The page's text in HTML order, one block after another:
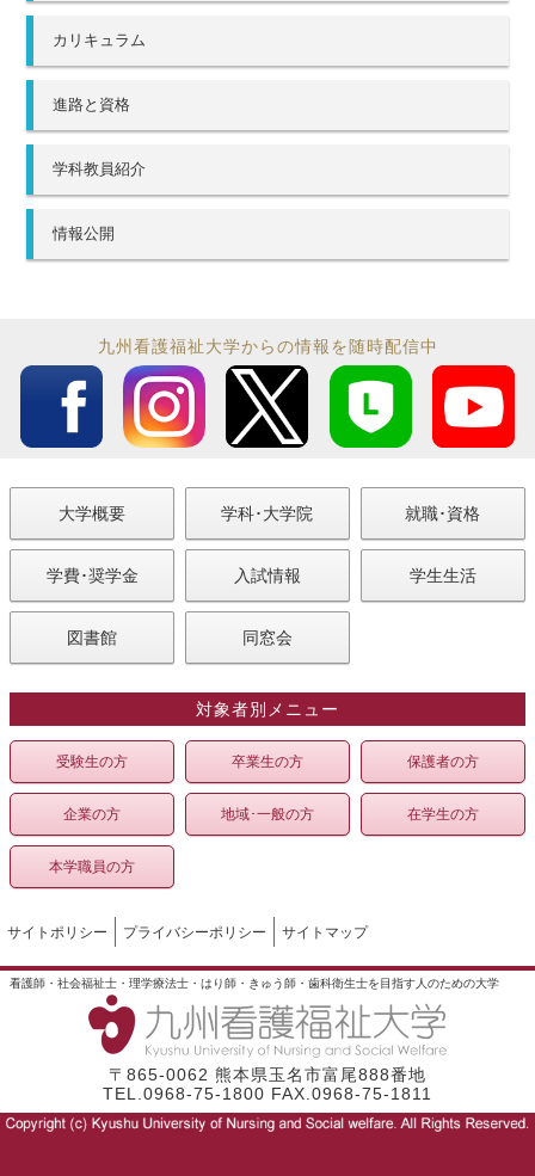
カリキュラム
進路と資格
学科教員紹介
情報公開
九州看護福祉大学からの情報を随時配信中
大学概要 学科･大学院 就職･資格
学費･奨学金 入試情報 学生生活
図書館 同窓会
対象者別メニュー
受験生の方 卒業生の方 保護者の方
企業の方 地域･一般の方 在学生の方
本学職員の方
サイトポリシー プライバシーポリシー サイトマップ
看護師・社会福祉士・理学療法士・はり師・きゅう師・歯科衛生士を目指す人のための大学
〒865-0062 熊本県玉名市富尾888番地
TEL.0968-75-1800 FAX.0968-75-1811